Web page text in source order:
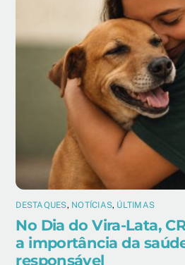
DESTAQUES, NOTÍCIAS, ÚLTIMAS
No Dia do Vira-Lata,
a importância da
responsável